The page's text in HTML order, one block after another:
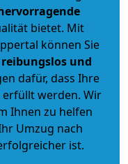
bietet. Mit
können Sie
reibungslos und
dafür, dass Ihre
werden. Wir
Ihnen zu helfen
Umzug nach
ist.